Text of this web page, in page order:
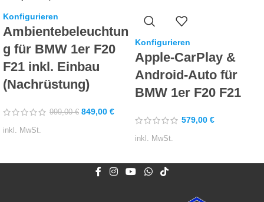
Konfigurieren
Ambientebeleuchtun
g für BMW 1er F20
F21 inkl. Einbau
(Nachrüstung)
999,00€ 849,00 €
inkl. MwSt.
Konfigurieren
Apple-CarPlay &
Android-Auto für
BMW 1er F20 F21
579,00 €
inkl. MwSt.